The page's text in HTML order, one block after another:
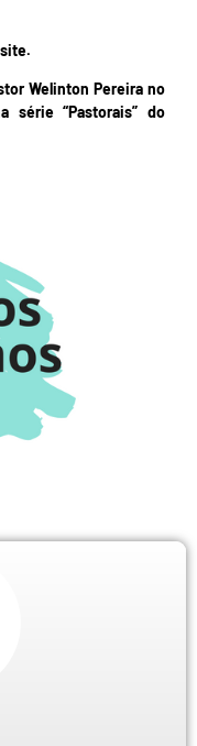
Welinton Pereira no
série “Pastorais” do